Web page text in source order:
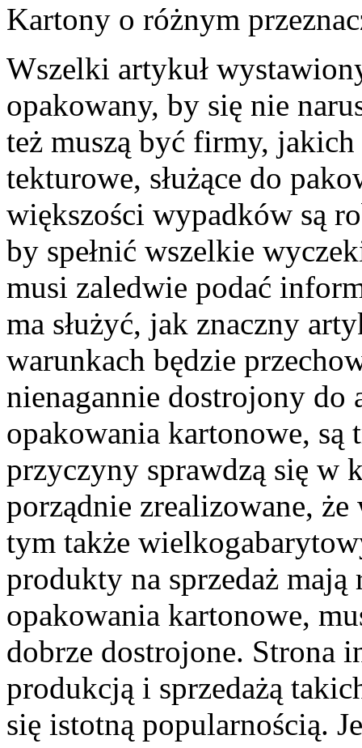
Kartony o różnym
Wszelki artykuł
opakowany, by się nie
też muszą być firmy,
tekturowe, służące do
większości wypadków są
by spełnić wszelkie
musi zaledwie podać
ma służyć, jak znaczny
warunkach będzie
nienagannie dostrojony do
opakowania kartonowe, są
przyczyny sprawdzą się w
porządnie zrealizowane,
tym także
produkty na sprzedaż
opakowania kartonowe,
dobrze dostrojone. Strona
produkcją i sprzedażą
się istotną popularnością.